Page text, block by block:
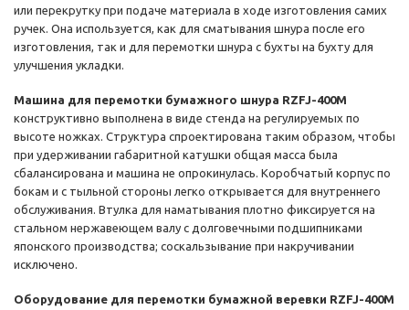
или перекрутку при подаче материала в ходе изготовления самих
ручек. Она используется, как для сматывания шнура после его
изготовления, так и для перемотки шнура с бухты на бухту для
улучшения укладки.
Машина для перемотки бумажного шнура RZFJ-400M
конструктивно выполнена в виде стенда на регулируемых по
высоте ножках. Структура спроектирована таким образом, чтобы
при удерживании габаритной катушки общая масса была
сбалансирована и машина не опрокинулась. Коробчатый корпус по
бокам и с тыльной стороны легко открывается для внутреннего
обслуживания. Втулка для наматывания плотно фиксируется на
стальном нержавеющем валу с долговечными подшипниками
японского производства; соскальзывание при накручивании
исключено.
Оборудование для перемотки бумажной веревки RZFJ-400M